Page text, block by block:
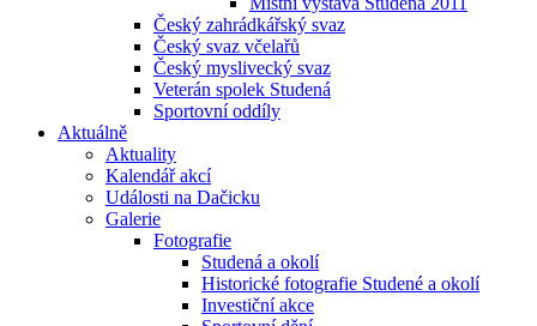
Český zahrádkářský svaz
Český svaz včelařů
Český myslivecký svaz
Veterán spolek Studená
Sportovní oddíly
Aktuálně
Aktuality
Kalendář akcí
Události na Dačicku
Galerie
Fotografie
Studená a okolí
Historické fotografie Studené a okolí
Investiční akce